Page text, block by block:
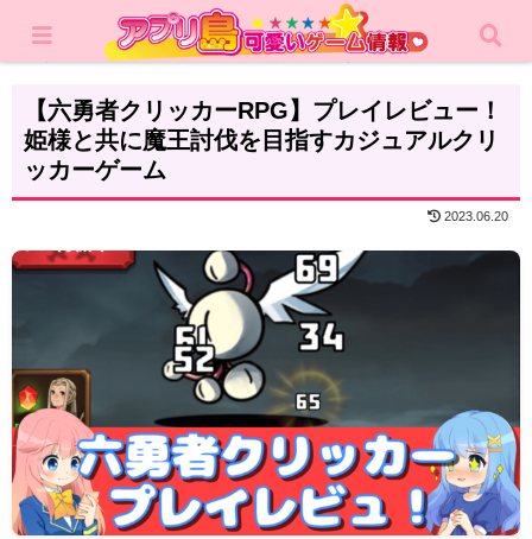
レビュー カジュアルゲーム
【六勇者クリッカーRPG】プレイレビュー！
姫様と共に魔王討伐を目指すカジュアルクリ
ッカーゲーム
2023.06.20